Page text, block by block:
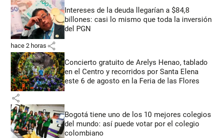
Intereses de la deuda llegarían a $84,8
billones: casi lo mismo que toda la inversión
del PGN
hace 2 horas share
Concierto gratuito de Arelys Henao, tablado
en el Centro y recorridos por Santa Elena
este 6 de agosto en la Feria de las Flores
share
Bogotá tiene uno de los 10 mejores colegios
del mundo: así puede votar por el colegio
colombiano